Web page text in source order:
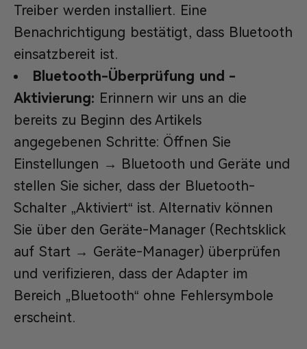
Treiber werden installiert. Eine
Benachrichtigung bestätigt, dass Bluetooth
einsatzbereit ist.
Bluetooth-Überprüfung und -
Aktivierung: Erinnern wir uns an die
bereits zu Beginn des Artikels
angegebenen Schritte: Öffnen Sie
Einstellungen → Bluetooth und Geräte und
stellen Sie sicher, dass der Bluetooth-
Schalter „Aktiviert“ ist. Alternativ können
Sie über den Geräte-Manager (Rechtsklick
auf Start → Geräte-Manager) überprüfen
und verifizieren, dass der Adapter im
Bereich „Bluetooth“ ohne Fehlersymbole
erscheint.